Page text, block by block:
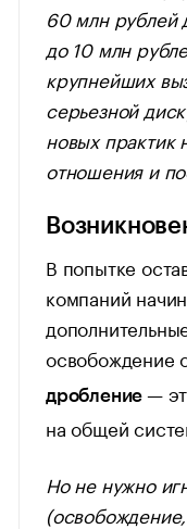
60 млн рублей
до 10 млн
крупнейших
серьезной
новых практик
отношения и
В попытке
компаний
освобождение
дробление—
на общей
Но не нужно